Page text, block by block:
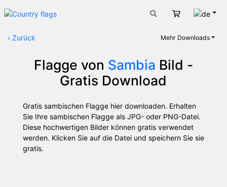
Warenkorb
‹ Zurück Mehr Downloads
Flagge von Sambia Bild -
Gratis Download
Gratis sambischen Flagge hier downloaden. Erhalten
Sie Ihre sambischen Flagge als JPG- oder PNG-Datei.
Diese hochwertigen Bilder können gratis verwendet
werden. Klicken Sie auf die Datei und speichern Sie sie
gratis.